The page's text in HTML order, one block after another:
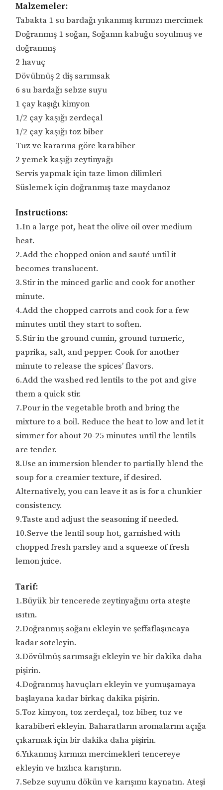
Malzemeler:
Tabakta 1 su bardağı yıkanmış kırmızı mercimek
Doğranmış 1 soğan, Soğanın kabuğu soyulmuş ve
doğranmış
2 havuç
Dövülmüş 2 diş sarımsak
6 su bardağı sebze suyu
1 çay kaşığı kimyon
1/2 çay kaşığı zerdeçal
1/2 çay kaşığı toz biber
Tuz ve kararına göre karabiber
2 yemek kaşığı zeytinyağı
Servis yapmak için taze limon dilimleri
Süslemek için doğranmış taze maydanoz
Instructions:
1.In a large pot, heat the olive oil over medium
heat.
2.Add the chopped onion and sauté until it
becomes translucent.
3.Stir in the minced garlic and cook for another
minute.
4.Add the chopped carrots and cook for a few
minutes until they start to soften.
5.Stir in the ground cumin, ground turmeric,
paprika, salt, and pepper. Cook for another
minute to release the spices’ flavors.
6.Add the washed red lentils to the pot and give
them a quick stir.
7.Pour in the vegetable broth and bring the
mixture to a boil. Reduce the heat to low and let it
simmer for about 20-25 minutes until the lentils
are tender.
8.Use an immersion blender to partially blend the
soup for a creamier texture, if desired.
Alternatively, you can leave it as is for a chunkier
consistency.
9.Taste and adjust the seasoning if needed.
10.Serve the lentil soup hot, garnished with
chopped fresh parsley and a squeeze of fresh
lemon juice.
Tarif:
1.Büyük bir tencerede zeytinyağını orta ateşte
ısıtın.
2.Doğranmış soğanı ekleyin ve şeffaflaşıncaya
kadar soteleyin.
3.Dövülmüş sarımsağı ekleyin ve bir dakika daha
pişirin.
4.Doğranmış havuçları ekleyin ve yumuşamaya
başlayana kadar birkaç dakika pişirin.
5.Toz kimyon, toz zerdeçal, toz biber, tuz ve
karabiberi ekleyin. Baharatların aromalarını açığa
çıkarmak için bir dakika daha pişirin.
6.Yıkanmış kırmızı mercimekleri tencereye
ekleyin ve hızlıca karıştırın.
7.Sebze suyunu dökün ve karışımı kaynatın. Ateşi